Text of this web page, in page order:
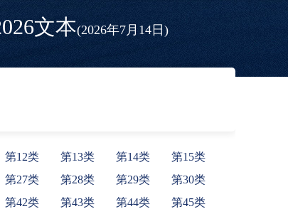
文本(2026年7月14日)
第12类 第13类 第14类
第15类
第27类 第28类 第29类
第30类
第42类 第43类 第44类 第45类